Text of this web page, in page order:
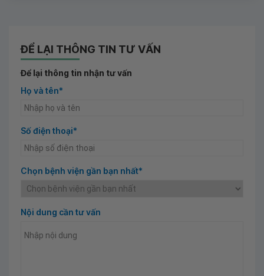
ĐỂ LẠI THÔNG TIN TƯ VẤN
Để lại thông tin nhận tư vấn
Họ và tên*
Số điện thoại*
Chọn bệnh viện gần bạn nhất*
Nội dung cần tư vấn